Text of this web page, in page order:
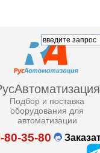
Подбор и поставка
оборудования для
автоматизации
80-35-80